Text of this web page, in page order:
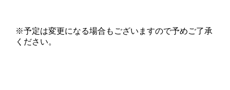
※予定は変更になる場合もございますので予めご了承
ください。